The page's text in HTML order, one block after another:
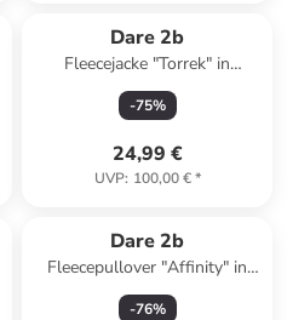
Dare 2b
Fleecejacke "Torrek" in
Schwarz
-75%
24,99 €
UVP: 100,00 €*
Dare 2b
Fleecepullover "Affinity" in
Gelb
-76%